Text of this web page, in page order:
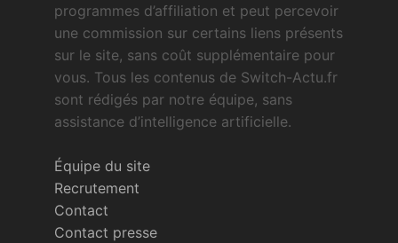
programmes d’affiliation et peut percevoir
une commission sur certains liens présents
sur le site, sans coût supplémentaire pour
vous. Tous les contenus de Switch-Actu.fr
sont rédigés par notre équipe, sans
assistance d’intelligence artificielle.
Équipe du site
Recrutement
Contact
Contact presse